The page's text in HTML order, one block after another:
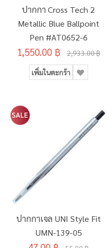
ปากกา Cross Tech 2
Metallic Blue Ballpoint
Pen #AT0652-6
1,550.00 ฿ 2,933.00 ฿
เพิ่มในตะกร้า
ปากกาเจล UNI Style Fit
UMN-139-05